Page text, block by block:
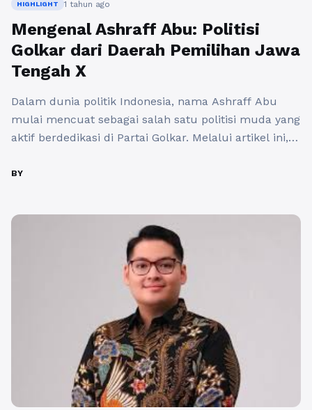
HIGHLIGHT 1 tahun ago
Mengenal Ashraff Abu: Politisi
Golkar dari Daerah Pemilihan Jawa
Tengah X
Dalam dunia politik Indonesia, nama Ashraff Abu
mulai mencuat sebagai salah satu politisi muda yang
aktif berdedikasi di Partai Golkar. Melalui artikel ini,
Abu (Golkar) Daerah Pemilihan Jawa Tengah X, serta
Baca Selengkapnya
BY